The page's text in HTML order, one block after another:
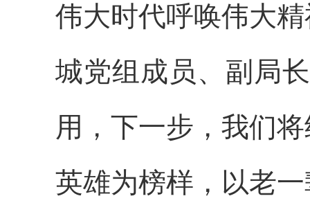
伟大时代呼唤伟大
城党组成员、副局
用，下一步，我们
英雄为榜样，以老